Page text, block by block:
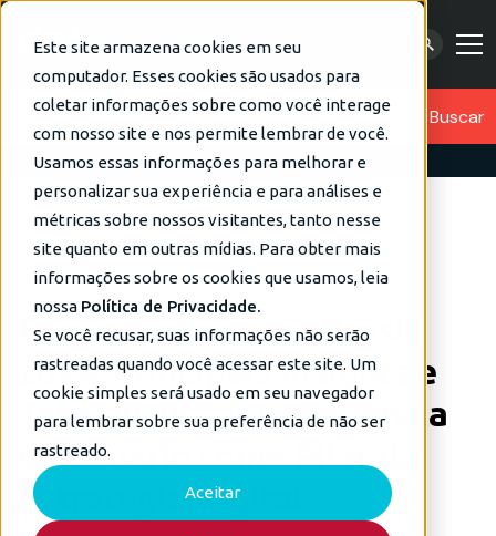
Este site armazena cookies em seu
computador. Esses cookies são usados para
coletar informações sobre como você interage
com nosso site e nos permite lembrar de você.
Usamos essas informações para melhorar e
personalizar sua experiência e para análises e
métricas sobre nossos visitantes, tanto nesse
site quanto em outras mídias. Para obter mais
informações sobre os cookies que usamos, leia
nossa Política de Privacidade.
Se você recusar, suas informações não serão
rastreadas quando você acessar este site. Um
cookie simples será usado em seu navegador
para lembrar sobre sua preferência de não ser
rastreado.
Aceitar
Blog Dados
Fórum Ecommerce Brasil
2024: Principais Insights e
Takeaways - A Experiência
do Usuário como Pilar da
Estratégia Digital